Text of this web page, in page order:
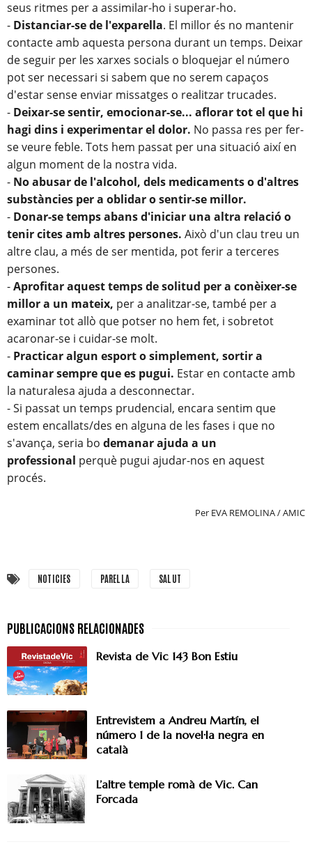
seus ritmes per a assimilar-ho i superar-ho.
- Distanciar-se de l'exparella. El millor és no mantenir
contacte amb aquesta persona durant un temps. Deixar
de seguir per les xarxes socials o bloquejar el número
pot ser necessari si sabem que no serem capaços
d'estar sense enviar missatges o realitzar trucades.
- Deixar-se sentir, emocionar-se... aflorar tot el que hi
hagi dins i experimentar el dolor. No passa res per fer-
se veure feble. Tots hem passat per una situació així en
algun moment de la nostra vida.
- No abusar de l'alcohol, dels medicaments o d'altres
substàncies per a oblidar o sentir-se millor.
- Donar-se temps abans d'iniciar una altra relació o
tenir cites amb altres persones. Això d'un clau treu un
altre clau, a més de ser mentida, pot ferir a terceres
persones.
-Aprofitar aquest temps de solitud per a conèixer-se
millor a un mateix, per a analitzar-se, també per a
examinar tot allò que potser no hem fet, i sobretot
acaronar-se i cuidar-se molt.
- Practicar algun esport o simplement, sortir a
caminar sempre que es pugui. Estar en contacte amb
la naturalesa ajuda a desconnectar.
- Si passat un temps prudencial, encara sentim que
estem encallats/des en alguna de les fases i que no
s'avança, seria bo demanar ajuda a un
professional perquè pugui ajudar-nos en aquest
procés.
Per EVA REMOLINA / AMIC
NOTICIES PARELLA SALUT
Revista de Vic 143 Bon Estiu
Entrevistem a Andreu Martín, el
número 1 de la novel·la negra en
català
L’altre temple romà de Vic. Can
Forcada